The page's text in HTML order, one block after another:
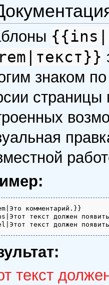
знаком
комментарий.}}
текст должен
текст